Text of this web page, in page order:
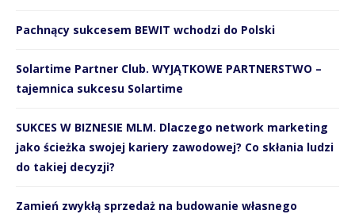
Pachnący sukcesem BEWIT wchodzi do Polski
Solartime Partner Club. WYJĄTKOWE PARTNERSTWO –
tajemnica sukcesu Solartime
SUKCES W BIZNESIE MLM. Dlaczego network marketing
jako ścieżka swojej kariery zawodowej? Co skłania ludzi
do takiej decyzji?
Zamień zwykłą sprzedaż na budowanie własnego